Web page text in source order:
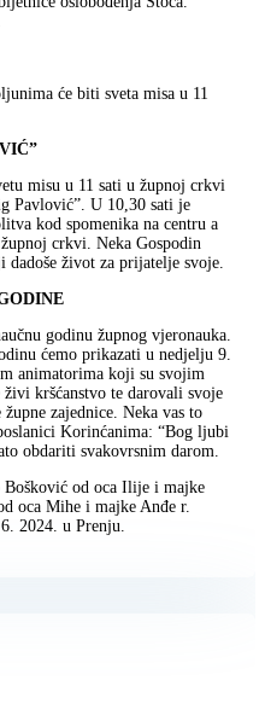
će biti sveta misa u 11
misu u 11 sati u župnoj crkvi
Pavlović”. U 10,30 sati je
kod spomenika na centru a
crkvi. Neka Gospodin
život za prijatelje svoje.
godinu župnog vjeronauka.
ćemo prikazati u nedjelju 9.
animatorima koji su svojim
kršćanstvo te darovali svoje
zajednice. Neka vas to
Korinćanima: “Bog ljubi
obdariti svakovrsnim darom.
Bošković od oca Ilije i majke
oca Mihe i majke Anđe r.
2024. u Prenju.